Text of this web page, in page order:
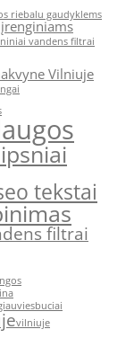
riebalu gaudyklems
vandens filtrai
Vilniuje
tekstai
filtrai
viesbuciai
vilniuje